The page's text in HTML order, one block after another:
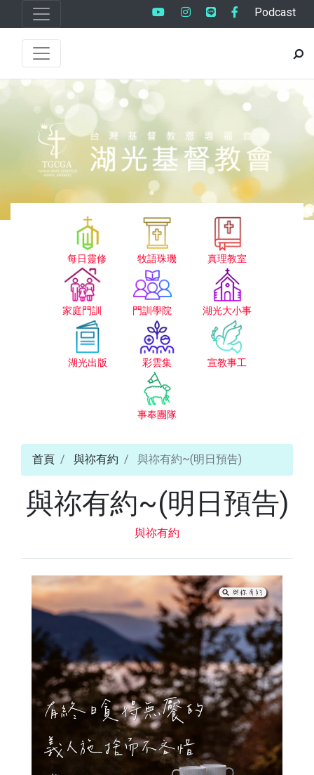
Podcast
每日靈修 牧語珠璣 真理教室
家庭門訓 門訓學院 湖光大小事
湖光出版 彩雲集 宣教事工
事奉團隊
首頁 與祢有約 與祢有約~(明日預告)
與祢有約~(明日預告)
與祢有約